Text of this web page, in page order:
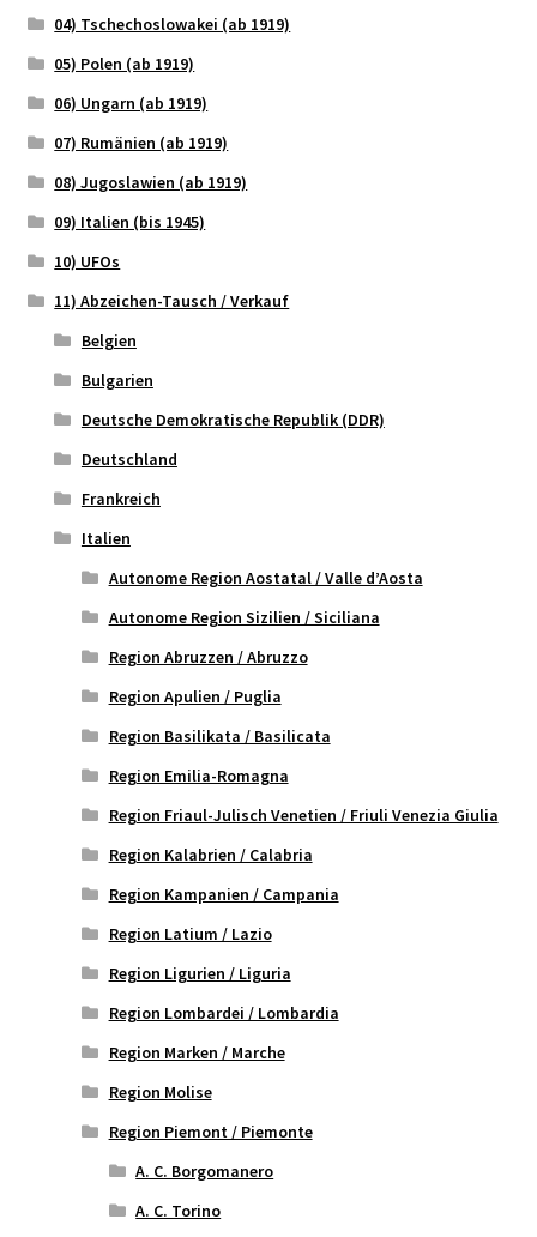
04) Tschechoslowakei (ab 1919)
05) Polen (ab 1919)
06) Ungarn (ab 1919)
07) Rumänien (ab 1919)
08) Jugoslawien (ab 1919)
09) Italien (bis 1945)
10) UFOs
11) Abzeichen-Tausch / Verkauf
Belgien
Bulgarien
Deutsche Demokratische Republik (DDR)
Deutschland
Frankreich
Italien
Autonome Region Aostatal / Valle d’Aosta
Autonome Region Sizilien / Siciliana
Region Abruzzen / Abruzzo
Region Apulien / Puglia
Region Basilikata / Basilicata
Region Emilia-Romagna
Region Friaul-Julisch Venetien / Friuli Venezia Giulia
Region Kalabrien / Calabria
Region Kampanien / Campania
Region Latium / Lazio
Region Ligurien / Liguria
Region Lombardei / Lombardia
Region Marken / Marche
Region Molise
Region Piemont / Piemonte
A. C. Borgomanero
A. C. Torino